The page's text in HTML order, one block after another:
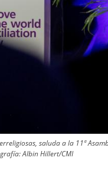
saluda a la 11ª
Albin Hillert/CMI